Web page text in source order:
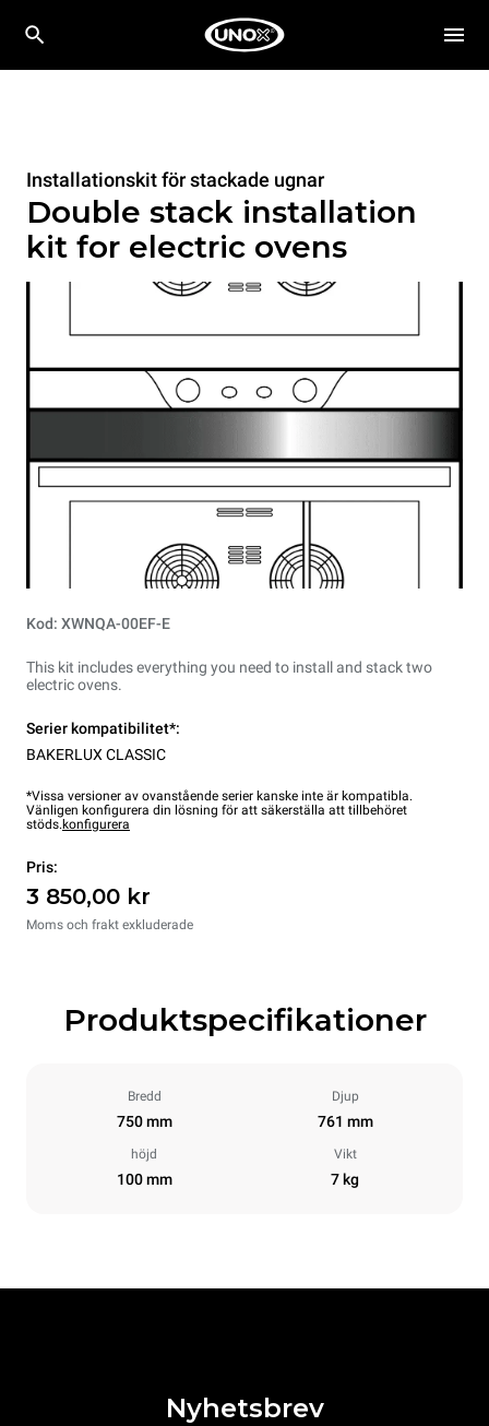
Installationskit för stackade ugnar
Double stack installation
kit for electric ovens
Kod: XWNQA-00EF-E
This kit includes everything you need to install and stack two
electric ovens.
Serier kompatibilitet*:
BAKERLUX CLASSIC
*Vissa versioner av ovanstående serier kanske inte är kompatibla.
Vänligen konfigurera din lösning för att säkerställa att tillbehöret
stöds.konfigurera
Pris:
3 850,00 kr
Moms och frakt exkluderade
Produktspecifikationer
Bredd
750 mm
Djup
761 mm
höjd
100 mm
Vikt
7 kg
Nyhetsbrev